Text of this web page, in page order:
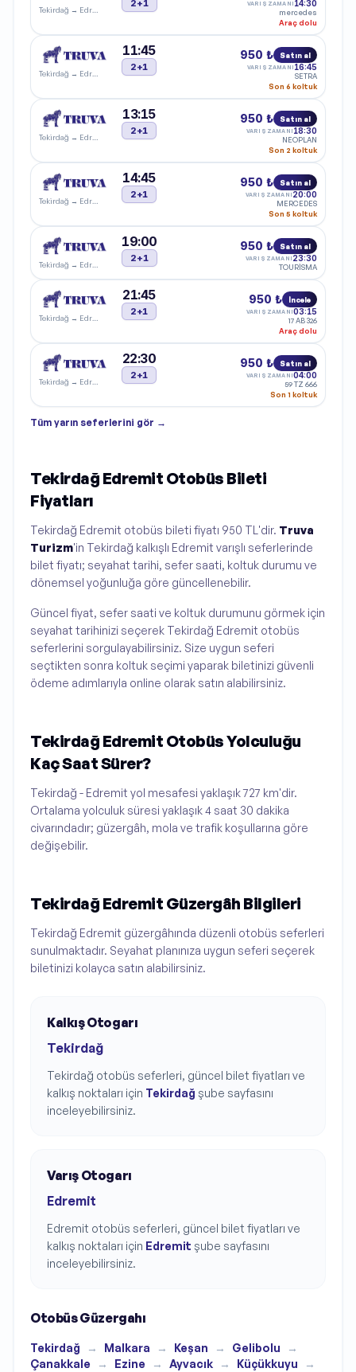
Tekirdağ → Edremit
2+1 VARIŞ ZAMANI 14:30
mercedes
Araç dolu
Tekirdağ → Edremit
11:45
2+1
950 ₺ Satın al
VARIŞ ZAMANI 16:45
SETRA
Son 6 koltuk
Tekirdağ → Edremit
13:15
2+1
950 ₺ Satın al
VARIŞ ZAMANI 18:30
NEOPLAN
Son 2 koltuk
Tekirdağ → Edremit
14:45
2+1
950 ₺ Satın al
VARIŞ ZAMANI 20:00
MERCEDES
Son 5 koltuk
Tekirdağ → Edremit
19:00
2+1
950 ₺ Satın al
VARIŞ ZAMANI 23:30
TOURİSMA
Tekirdağ → Edremit
21:45
2+1
950 ₺ İncele
VARIŞ ZAMANI03:15
17 AB 326
Araç dolu
Tekirdağ → Edremit
22:30
2+1
950 ₺ Satın al
VARIŞ ZAMANI04:00
59 TZ 666
Son 1 koltuk
Tüm yarın seferlerini gör →
Tekirdağ Edremit Otobüs Bileti
Fiyatları
Tekirdağ Edremit otobüs bileti fiyatı 950 TL'dir. Truva
Turizm'in Tekirdağ kalkışlı Edremit varışlı seferlerinde
bilet fiyatı; seyahat tarihi, sefer saati, koltuk durumu ve
dönemsel yoğunluğa göre güncellenebilir.
Güncel fiyat, sefer saati ve koltuk durumunu görmek için
seyahat tarihinizi seçerek Tekirdağ Edremit otobüs
seferlerini sorgulayabilirsiniz. Size uygun seferi
seçtikten sonra koltuk seçimi yaparak biletinizi güvenli
ödeme adımlarıyla online olarak satın alabilirsiniz.
Tekirdağ Edremit Otobüs Yolculuğu
Kaç Saat Sürer?
Tekirdağ - Edremit yol mesafesi yaklaşık 727 km'dir.
Ortalama yolculuk süresi yaklaşık 4 saat 30 dakika
civarındadır; güzergâh, mola ve trafik koşullarına göre
değişebilir.
Tekirdağ Edremit Güzergâh Bilgileri
Tekirdağ Edremit güzergâhında düzenli otobüs seferleri
sunulmaktadır. Seyahat planınıza uygun seferi seçerek
biletinizi kolayca satın alabilirsiniz.
Kalkış Otogarı
Tekirdağ
Tekirdağ otobüs seferleri, güncel bilet fiyatları ve
kalkış noktaları için Tekirdağ şube sayfasını
inceleyebilirsiniz.
Varış Otogarı
Edremit
Edremit otobüs seferleri, güncel bilet fiyatları ve
kalkış noktaları için Edremit şube sayfasını
inceleyebilirsiniz.
Otobüs Güzergahı
Tekirdağ → Malkara → Keşan → Gelibolu
→
Çanakkale
→ Ezine → Ayvacık → Küçükkuyu
→